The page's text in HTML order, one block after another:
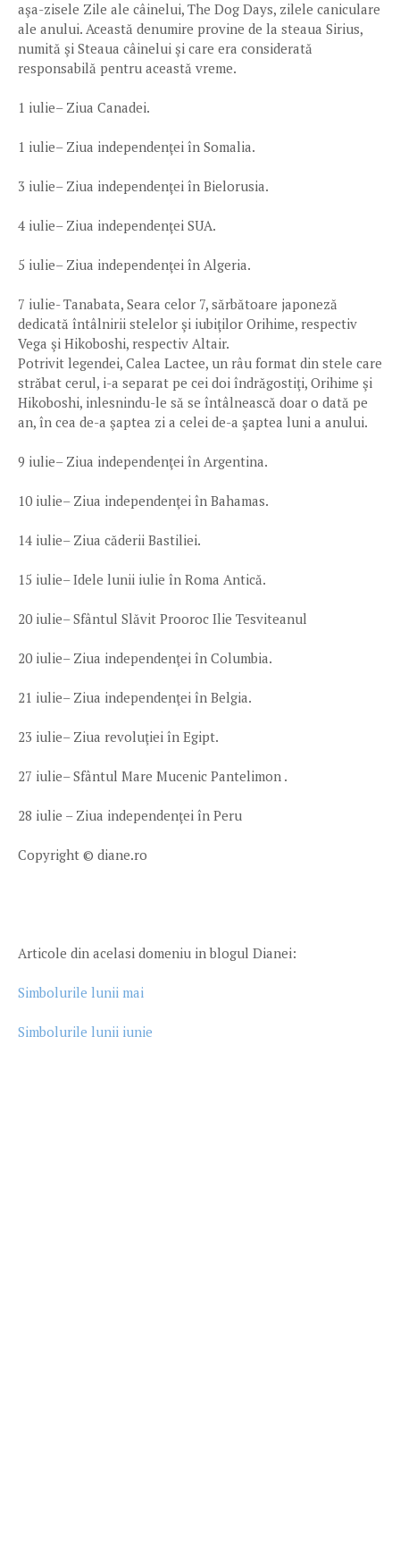
aşa-zisele Zile ale câinelui, The Dog Days, zilele caniculare
ale anului. Această denumire provine de la steaua Sirius,
numită şi Steaua câinelui şi care era considerată
responsabilă pentru această vreme.
1 iulie– Ziua Canadei.
1 iulie– Ziua independenţei în Somalia.
3 iulie– Ziua independenţei în Bielorusia.
4 iulie– Ziua independenţei SUA.
5 iulie– Ziua independenţei în Algeria.
7 iulie- Tanabata, Seara celor 7, sărbătoare japoneză
dedicată întâlnirii stelelor şi iubiţilor Orihime, respectiv
Vega şi Hikoboshi, respectiv Altair.
Potrivit legendei, Calea Lactee, un râu format din stele care
străbat cerul, i-a separat pe cei doi îndrăgostiţi, Orihime şi
Hikoboshi, inlesnindu-le să se întâlnească doar o dată pe
an, în cea de-a şaptea zi a celei de-a şaptea luni a anului.
9 iulie– Ziua independenţei în Argentina.
10 iulie– Ziua independenţei în Bahamas.
14 iulie– Ziua căderii Bastiliei.
15 iulie– Idele lunii iulie în Roma Antică.
20 iulie– Sfântul Slăvit Prooroc Ilie Tesviteanul
20 iulie– Ziua independenţei în Columbia.
21 iulie– Ziua independenţei în Belgia.
23 iulie– Ziua revoluţiei în Egipt.
27 iulie– Sfântul Mare Mucenic Pantelimon .
28 iulie – Ziua independenţei în Peru
Copyright © diane.ro
Articole din acelasi domeniu in blogul Dianei:
Simbolurile lunii mai
Simbolurile lunii iunie